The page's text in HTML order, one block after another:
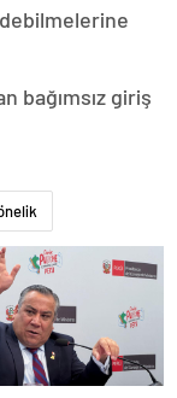
bağımsız giriş